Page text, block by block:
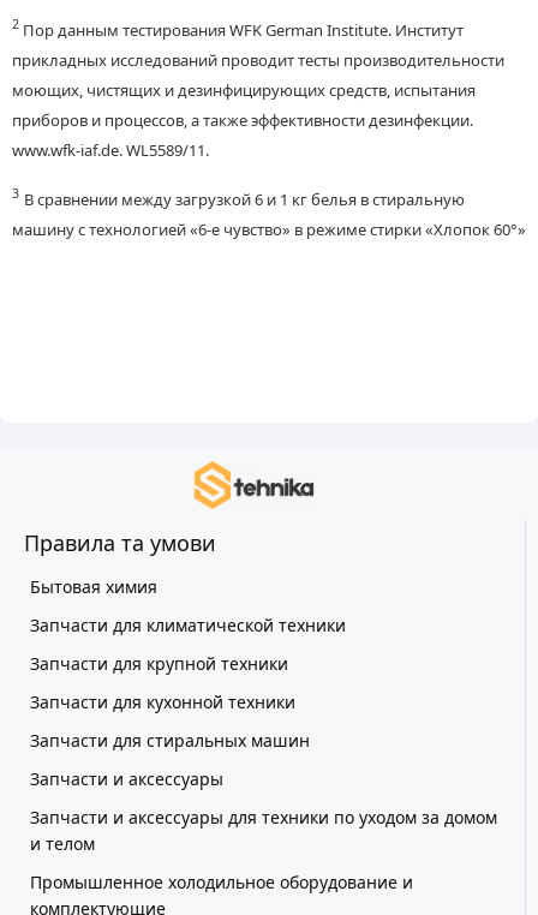
2 Пор данным тестирования WFK German Institute. Институт
прикладных исследований проводит тесты производительности
моющих, чистящих и дезинфицирующих средств, испытания
приборов и процессов, а также эффективности дезинфекции.
www.wfk-iaf.de. WL5589/11.
3 В сравнении между загрузкой 6 и 1 кг белья в стиральную
машину с технологией «6-е чувство» в режиме стирки «Хлопок 60°»
Правила та умови
Бытовая химия
Запчасти для климатической техники
Запчасти для крупной техники
Запчасти для кухонной техники
Запчасти для стиральных машин
Запчасти и аксессуары
Запчасти и аксессуары для техники по уходом за домом
и телом
Промышленное холодильное оборудование и
комплектующие